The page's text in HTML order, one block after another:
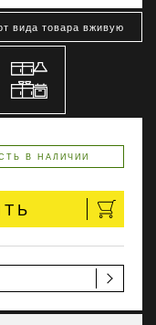
вида товара вживую
В НАЛИЧИИ